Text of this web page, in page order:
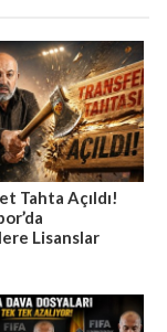
Tahta Açıldı!
Lisanslar